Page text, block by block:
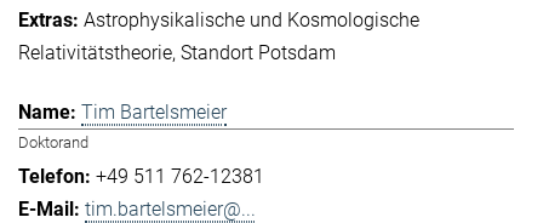
Astrophysikalische und Kosmologische
Relativitätstheorie Standort Potsdam
Tim Bartelsmeier
Doktorand
+49 511 762-12381
tim.bartelsmeier@...